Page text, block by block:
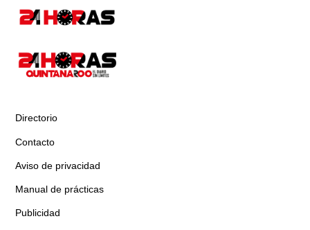
Directorio
Contacto
Aviso de privacidad
Manual de prácticas
Publicidad